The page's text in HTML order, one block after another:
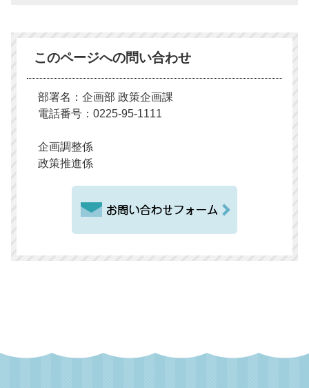
このページへの問い合わせ
部署名：企画部 政策企画課
電話番号：0225-95-1111
企画調整係
政策推進係